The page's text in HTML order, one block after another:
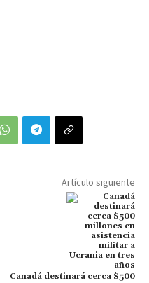
Artículo siguiente
Canadá destinará cerca $500